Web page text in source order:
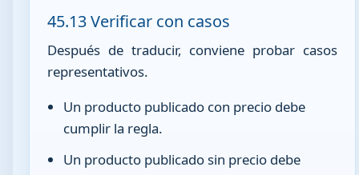
45.13 Verificar con casos
Después de traducir, conviene probar casos
representativos.
Un producto publicado con precio debe
cumplir la regla.
Un producto publicado sin precio debe